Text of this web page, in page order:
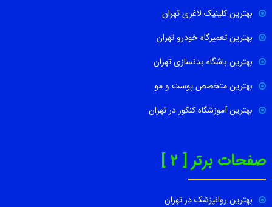
بهترین کلینیک لاغری تهران
بهترین تعمیرگاه خودرو تهران
بهترین باشگاه بدنسازی تهران
بهترین متخصص پوست و مو
بهترین آموزشگاه کنکور در تهران
صفحات برتر [ 2 ]
بهترین روانپزشک در تهران